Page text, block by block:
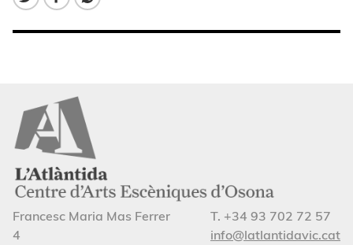
Francesc Maria Mas Ferrer
4
T. +34 93 702 72 57
info@latlantidavic.cat